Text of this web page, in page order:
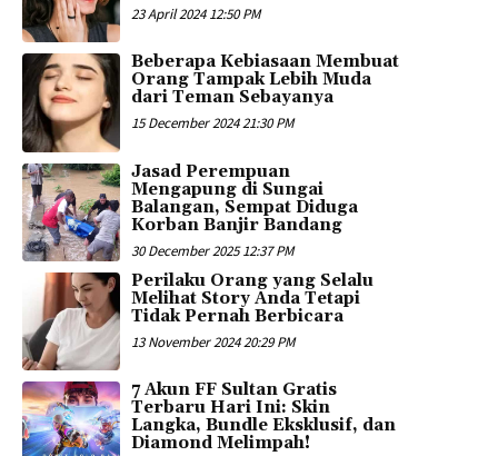
23 April 2024 12:50 PM
Beberapa Kebiasaan Membuat
Orang Tampak Lebih Muda
dari Teman Sebayanya
15 December 2024 21:30 PM
Jasad Perempuan
Mengapung di Sungai
Balangan, Sempat Diduga
Korban Banjir Bandang
30 December 2025 12:37 PM
Perilaku Orang yang Selalu
Melihat Story Anda Tetapi
Tidak Pernah Berbicara
13 November 2024 20:29 PM
7 Akun FF Sultan Gratis
Terbaru Hari Ini: Skin
Langka, Bundle Eksklusif, dan
Diamond Melimpah!